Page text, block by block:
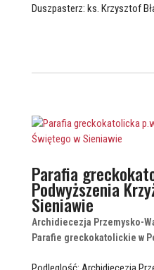
Duszpasterz: ks. Krzysztof
Parafia
Podwyższenia
Sieniawie
Archidiecezja Przemysko-
Parafie greckokatolickie w